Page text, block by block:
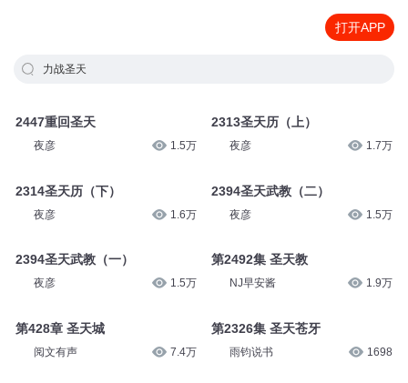
打开APP
力战圣天
2447重回圣天
夜彦 1.5万
2314圣天历（下）
夜彦 1.6万
2394圣天武教（一）
夜彦 1.5万
第428章 圣天城
阅文有声 7.4万
2313圣天历（上）
夜彦 1.7万
2394圣天武教（二）
夜彦 1.5万
第2492集 圣天教
NJ早安酱 1.9万
第2326集 圣天苍牙
雨钧说书 1698